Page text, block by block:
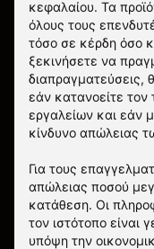
κεφαλαίου. Τα
όλους τους
τόσο σε κέρδη όσο
ξεκινήσετε να
διαπραγματεύσεις,
εάν κατανοείτε τον
εργαλείων και εάν
κίνδυνο απώλειας
Για τους
απώλειας ποσού
κατάθεση. Οι
τον ιστότοπο είναι
υπόψη την